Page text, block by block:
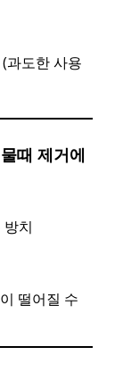
과도한 사용
때 제거에
치
떨어질 수